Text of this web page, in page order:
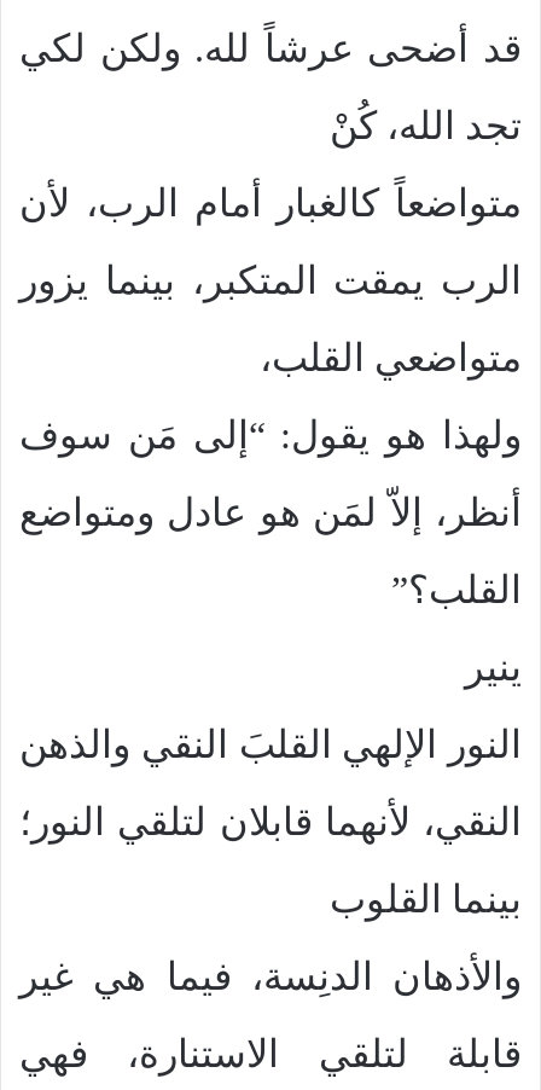
قد أضحى عرشاً لله. ولكن لكي
تجد الله، كُنْ
متواضعاً كالغبار أمام الرب، لأن
الرب يمقت المتكبر، بينما يزور
متواضعي القلب،
ولهذا هو يقول: “إلى مَن سوف
أنظر، إلاّ لمَن هو عادل ومتواضع
القلب؟”
ينير
النور الإلهي القلبَ النقي والذهن
النقي، لأنهما قابلان لتلقي النور؛
بينما القلوب
والأذهان الدنِسة، فيما هي غير
قابلة لتلقي الاستنارة، فهي